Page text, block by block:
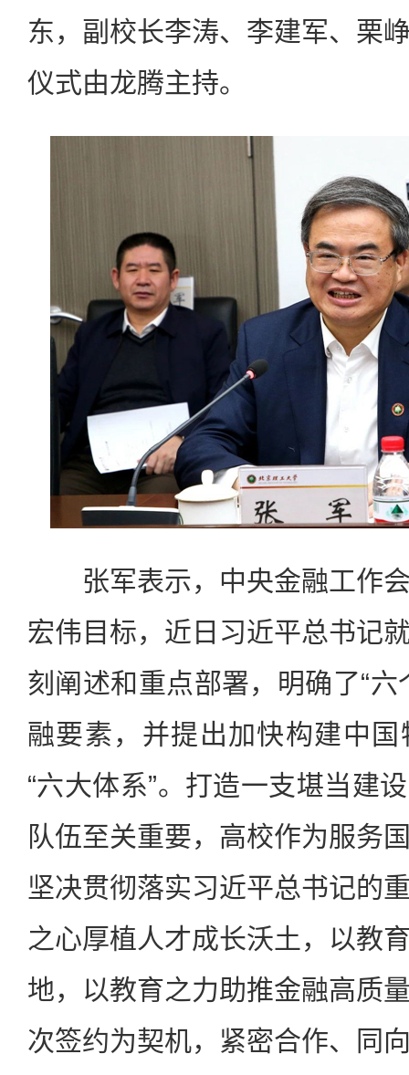
东，副校长李涛、李建军、栗
仪式由龙腾主持。
张军表示，中央金融工作会
宏伟目标，近日习近平总书记
刻阐述和重点部署，明确了“六
融要素，并提出加快构建中
“六大体系”。打造一支堪当建
队伍至关重要，高校作为服务
坚决贯彻落实习近平总书记的
之心厚植人才成长沃土，以教
地，以教育之力助推金融高质
次签约为契机，紧密合作、同